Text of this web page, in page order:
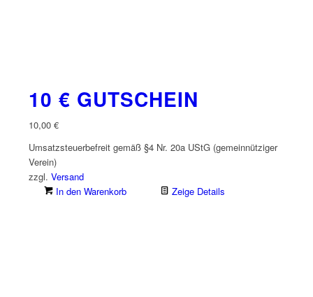
10 € GUTSCHEIN
10,00 €
Umsatzsteuerbefreit gemäß §4 Nr. 20a UStG (gemeinnütziger
Verein)
zzgl. Versand
In den Warenkorb
Zeige Details